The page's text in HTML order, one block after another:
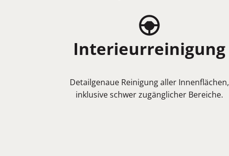
Interieurreinigung
Detailgenaue Reinigung aller Innenflächen,
inklusive schwer zugänglicher Bereiche.